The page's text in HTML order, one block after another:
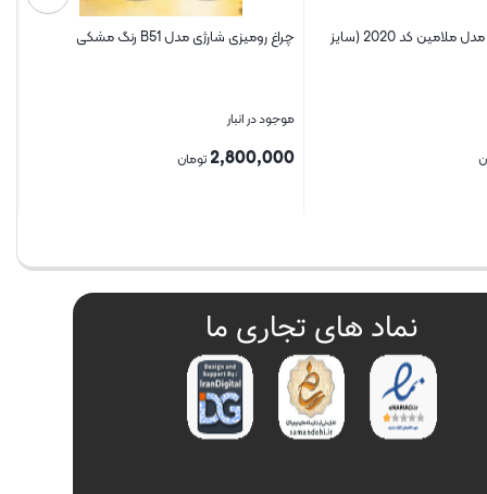
دیس کباب ساور مدل ملامین کد 2020 (سایز
چراغ رومیزی شارژی مدل B51 رنگ مشکی
موجود در انبار
2,800,000 تومان
نماد های تجاری ما